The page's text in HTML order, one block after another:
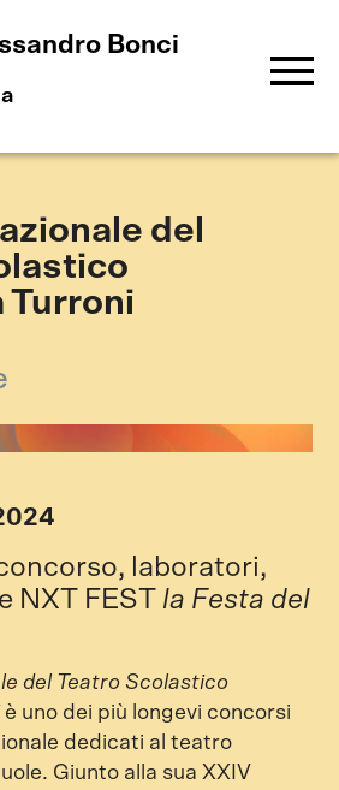
Bonci menu
del
Turroni
laboratori,
NXT FEST la Festa del
del Teatro Scolastico
è uno dei più longevi concorsi
dedicati al teatro
Giunto alla sua XXIV